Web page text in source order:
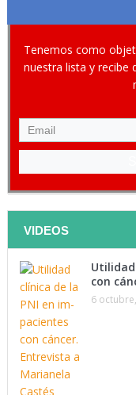
Tenemos como
nuestra lista y recibe
VIDEOS
con
6